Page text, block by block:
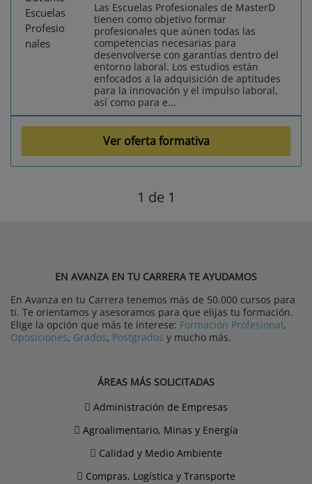
Las Escuelas Profesionales de MasterD
tienen como objetivo formar
profesionales que aúnen todas las
competencias necesarias para
desenvolverse con garantías dentro del
entorno laboral. Los estudios están
enfocados a la adquisición de aptitudes
para la innovación y el impulso laboral,
así como para e...
Ver oferta formativa
1 de 1
EN AVANZA EN TU CARRERA TE AYUDAMOS
En Avanza en tu Carrera tenemos más de 50.000 cursos para
ti. Te orientamos y asesoramos para que elijas tu formación.
Elige la opción que más te interese: Formación Profesional,
Oposiciones, Grados, Postgrados y mucho más.
ÁREAS MÁS SOLICITADAS
Administración de Empresas
Agroalimentario, Minas y Energía
Calidad y Medio Ambiente
Compras, Logística y Transporte